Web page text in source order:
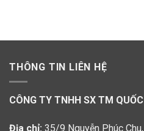
THÔNG TIN LIÊN HỆ
CÔNG TY TNHH SX TM
Địa chỉ: 35/9 Nguyễn Phúc Chu,